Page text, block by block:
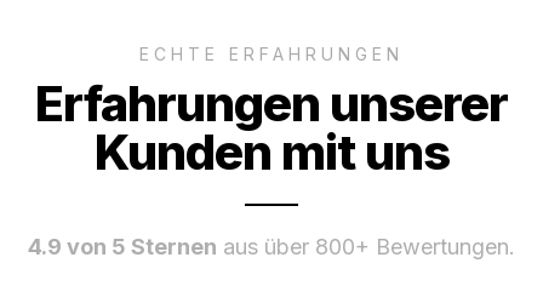
ECHTE ERFAHRUNGEN
Erfahrungen unserer
Kunden mit uns
4.9 von 5 Sternen aus über 800+ Bewertungen.